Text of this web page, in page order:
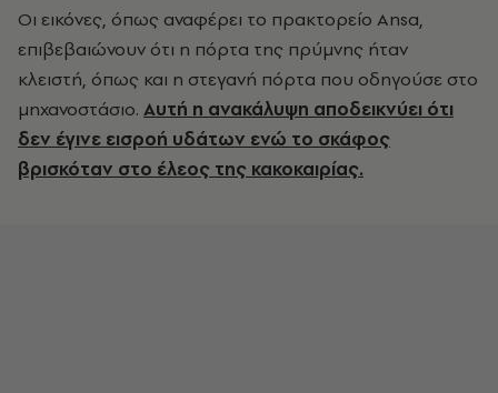
Οι εικόνες, όπως αναφέρει το πρακτορείο Ansa,
επιβεβαιώνουν ότι η πόρτα της πρύμνης ήταν
κλειστή, όπως και η στεγανή πόρτα που οδηγούσε στο
μηχανοστάσιο. Αυτή η ανακάλυψη αποδεικνύει ότι
δεν έγινε εισροή υδάτων ενώ το σκάφος
βρισκόταν στο έλεος της κακοκαιρίας.